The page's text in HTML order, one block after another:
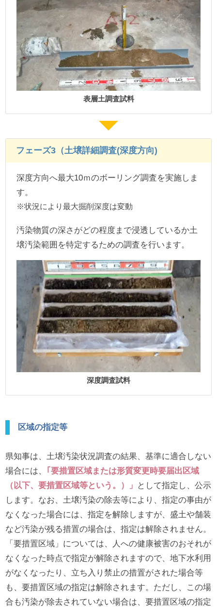
表層土調査試料
フェーズ3（土壌詳細調査(深度方向)
深度方向へ最大10ｍのボーリング調査を実施しま
す。
状況により最大掘削深度は変動
汚染物質の深さがどの程度まで浸透しているか土
壌汚染範囲を特定するための調査を行います。
深度調査試料
区域の指定等
県知事は、土壌汚染状況調査の結果、基準に適合しない
場合には、 ｢要措置区域または形質変更時要届出区域
（以下、要措置区域等という。）」
として指定し、公示
します。なお、土壌汚染の除去等により、指定の事由が
なくなった場合には、指定を解除しますが、盛土や舗装
など汚染が残る措置の場合は、指定は解除されません。
「要措置区域」については、人への健康被害のおそれが
なくなった時点で指定が解除されますので、地下水利用
がなくなったり、立ち入り禁止の措置がされた場合等
も、要措置区域の指定は解除されます。ただし、この場
合も汚染が除去されていない場合は、要措置区域の指定